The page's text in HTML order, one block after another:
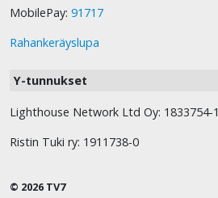
MobilePay: 91717
Rahankeräyslupa
Y-tunnukset
Lighthouse Network Ltd Oy: 1833754-1
Ristin Tuki ry: 1911738-0
© 2026 TV7